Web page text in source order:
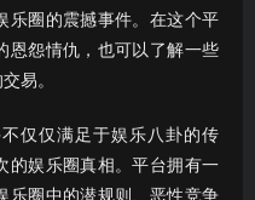
乐圈的震撼事件。在这个平
恩怨情仇，也可以了解一些
易。
仅仅满足于娱乐八卦的传
的娱乐圈真相。平台拥有一
乐圈中的潜规则、恶性竞争